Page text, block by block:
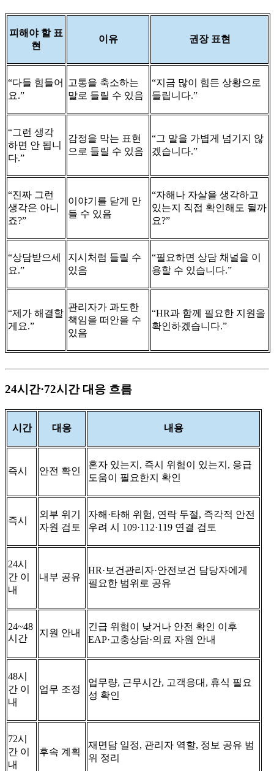
피해야 할 표
현
이유 권장 표현
“다들 힘들어
요.”
고통을 축소하는
말로 들릴 수 있음
“지금 많이 힘든 상황으로
들립니다.”
“그런 생각
하면 안 됩니
다.”
감정을 막는 표현
으로 들릴 수 있음
“그 말을 가볍게 넘기지 않
겠습니다.”
“진짜 그런
생각은 아니
죠?”
이야기를 닫게 만
들 수 있음
“자해나 자살을 생각하고
있는지 직접 확인해도 될까
요?”
“상담받으세
요.”
지시처럼 들릴 수
있음
“필요하면 상담 채널을 이
용할 수 있습니다.”
“제가 해결할
게요.”
관리자가 과도한
책임을 떠안을 수
있음
“HR과 함께 필요한 지원을
확인하겠습니다.”
24시간·72시간 대응 흐름
시간 대응 내용
즉시 안전 확인
혼자 있는지, 즉시 위험이 있는지, 응급
도움이 필요한지 확인
즉시
외부 위기
자원 검토
자해·타해 위험, 연락 두절, 즉각적 안전
우려 시 109·112·119 연결 검토
24시
간 이
내
내부 공유
HR·보건관리자·안전보건 담당자에게
필요한 범위로 공유
24~48
시간
지원 안내
긴급 위험이 낮거나 안전 확인 이후
EAP·고충상담·의료 자원 안내
48시
간 이
내
업무 조정
업무량, 근무시간, 고객응대, 휴식 필요
성 확인
72시
간 이
내
후속 계획
재면담 일정, 관리자 역할, 정보 공유 범
위 정리